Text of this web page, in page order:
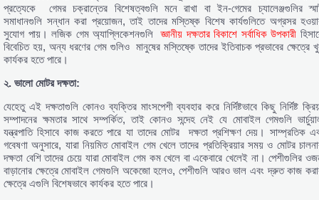
প্রত্যেকে গেমর চক্রান্তের বিশেষত্বগুলি মনে রাখা বা ইন-গেমের চ্যালেঞ্জগুলির
সমাধানগুলি সন্ধান করা প্রয়োজন, তাই তাদের মস্তিষ্ক বিশেষ কার্যগুলিতে অগ্রসর
সুযোগ পায়। লজিক গেম অ্যাপ্লিকেশনগুলিজ্ঞানীয় দক্ষতার বিকাশে সর্বাধিক উপকারী
বিবেচিত হয়, অন্য ধরণের গেম গুলিও মানুষের মস্তিষ্কে তাদের ইতিবাচক প্রভাবের ক্ষেত্রে
কার্যকর হতে পারে।
২. ভালোমোটরদক্ষতা:
যেহেতু এই দক্ষতাগুলি কোনও ব্যক্তির মাংসপেশী ব্যবহার করে নির্দিষ্টভাবে কিছু নির্দিষ্ট
সম্পাদনের ক্ষমতার সাথে সম্পর্কিত, তাই কোনও সন্দেহ নেই যে মোবাইল গেমগুলি
যন্ত্রপাতি হিসাবে কাজ করতে পারে যা তাদের মোটর দক্ষতা প্রশিক্ষণ দেয়। সাম্প্রতিক
গবেষণা অনুসারে, যারা নিয়মিত মোবাইল গেম খেলে তাদের প্রতিক্রিয়ার সময় ও মোটর
দক্ষতা বেশি তাদের চেয়ে যারা মোবাইল গেম কম খেলে বা একেবারে খেলেই না। পেশীগুলির
বাড়ানোর ক্ষেত্রে মোবাইল গেমগুলি অকেজো হলেও, পেশীগুলি আরও ভাল এবং দ্রুত কাজ
ক্ষেত্রে এগুলি বিশেষভাবে কার্যকর হতে পারে।